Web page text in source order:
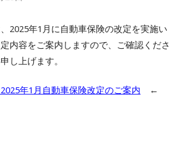
2025年1月に自動車保険の改定を実施い
内容をご案内しますので、ご確認くださ
し上げます。
年1月自動車保険改定のご案内 ←